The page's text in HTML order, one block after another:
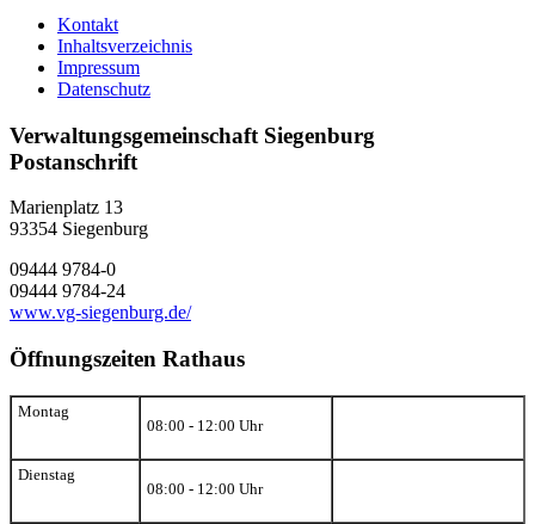
Kontakt
Inhaltsverzeichnis
Impressum
Datenschutz
Verwaltungsgemeinschaft Siegenburg
Postanschrift
Marienplatz 13
93354 Siegenburg
09444 9784-0
09444 9784-24
www.vg-siegenburg.de/
Öffnungszeiten Rathaus
Montag
08:00 - 12:00 Uhr
Dienstag
08:00 - 12:00 Uhr